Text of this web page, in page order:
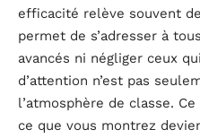
efficacité relève souvent
permet de s’adresser à
avancés ni négliger ceux
d’attention n’est pas
l’atmosphère de classe.
ce que vous montrez